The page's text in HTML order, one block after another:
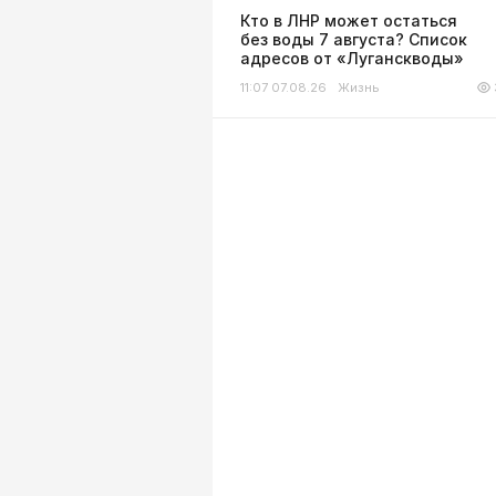
Кто в ЛНР может остаться
без воды 7 августа? Список
адресов от «Луганскводы»
11:07 07.08.26 Жизнь